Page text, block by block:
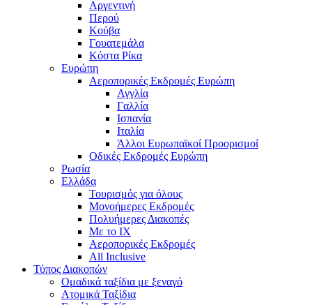
Αργεντινή
Περού
Κούβα
Γουατεμάλα
Κόστα Ρίκα
Ευρώπη
Αεροπορικές Εκδρομές Ευρώπη
Αγγλία
Γαλλία
Ισπανία
Ιταλία
Άλλοι Ευρωπαϊκοί Προορισμοί
Οδικές Εκδρομές Ευρώπη
Ρωσία
Ελλάδα
Τουρισμός για όλους
Mονοήμερες Εκδρομές
Πολυήμερες Διακοπές
Με το ΙΧ
Αεροπορικές Εκδρομές
All Inclusive
Τύπος Διακοπών
Ομαδικά ταξίδια με ξεναγό
Ατομικά Ταξίδια